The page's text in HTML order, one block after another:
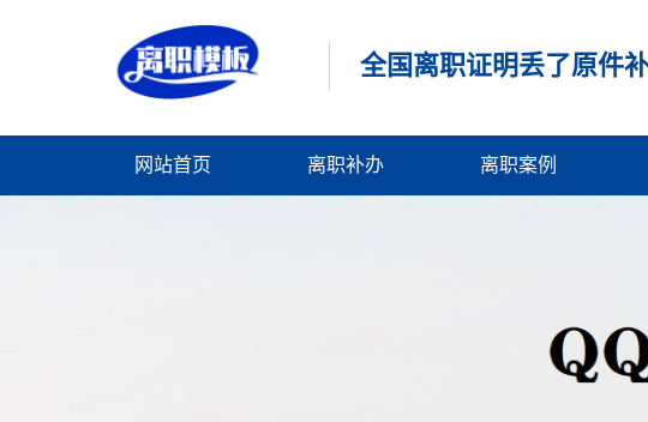
全国离职证明丢了原件
网站首页 离职补办 离职案例